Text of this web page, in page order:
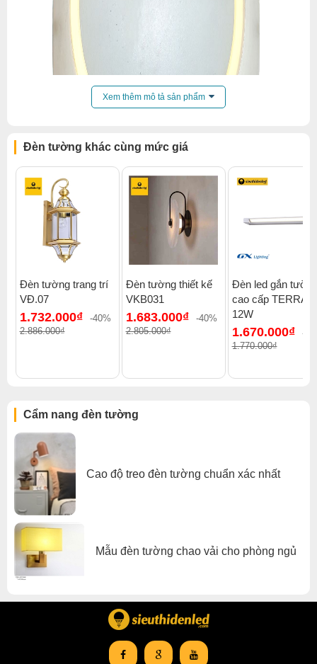
Click để xem thêm chiết khấu, quà tặng và khuyến mãi của
đèn tường.
Xem thêm:
Đèn tường hiện đại,Đèn tường phòng ngủ,
Xem thêm mô tả sản phẩm
Đèn tường khác cùng mức giá
Đèn tường trang trí
VĐ.07
1.732.000₫
-40%
2.886.000₫
Đèn tường thiết kế
VKB031
1.683.000₫
-40%
2.805.000₫
Đèn led gắn
cao cấp TERRA-
12W
1.670.000₫
-
1.770.000₫
Cẩm nang đèn tường
Cao độ treo đèn tường chuẩn xác nhất
Mẫu đèn tường chao vải cho phòng ngủ